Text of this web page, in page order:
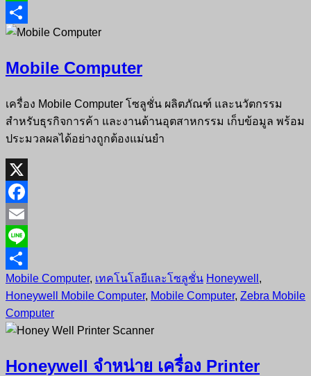
Line
Share
Mobile Computer
เครื่อง Mobile Computer โซลูชั่น ผลิตภัณฑ์ และนวัตกรรม
สำหรับธุรกิจการค้า และงานด้านอุตสาหกรรม เก็บข้อมูล พร้อม
ประมวลผลได้อย่างถูกต้องแม่นยำ
X
Facebook
Email
Line
Share
Mobile Computer, เทคโนโลยีและโซลูชั่น Honeywell ,
Honeywell Mobile Computer, Mobile Computer, Zebra Mobile
Computer
Honeywell จำหน่าย เครื่อง Printer